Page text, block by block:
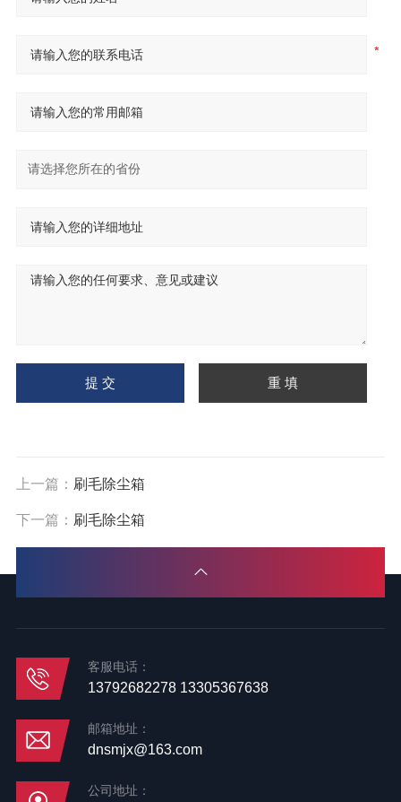
上一篇： 刷毛除尘箱
下一篇： 刷毛除尘箱
客服电话：
13792682278 13305367638
邮箱地址：
dnsmjx@163.com
公司地址：